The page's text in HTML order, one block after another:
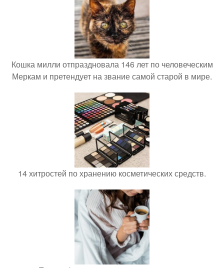
Кошка милли отпраздновала 146 лет по человеческим
Меркам и претендует на звание самой старой в мире.
14 хитростей по хранению косметических средств.